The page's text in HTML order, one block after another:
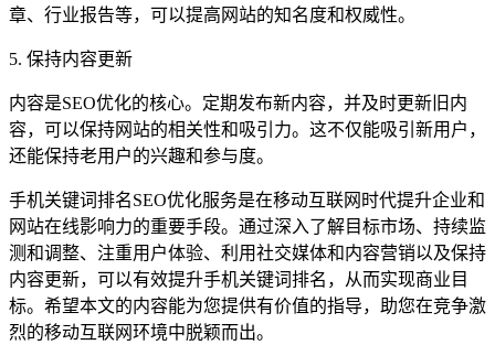
章、行业报告等，可以提高网站的知名度和权威性。
5. 保持内容更新
内容是SEO优化的核心。定期发布新内容，并及时更新旧内
容，可以保持网站的相关性和吸引力。这不仅能吸引新用户，
还能保持老用户的兴趣和参与度。
手机关键词排名SEO优化服务是在移动互联网时代提升企业和
网站在线影响力的重要手段。通过深入了解目标市场、持续监
测和调整、注重用户体验、利用社交媒体和内容营销以及保持
内容更新，可以有效提升手机关键词排名，从而实现商业目
标。希望本文的内容能为您提供有价值的指导，助您在竞争激
烈的移动互联网环境中脱颖而出。